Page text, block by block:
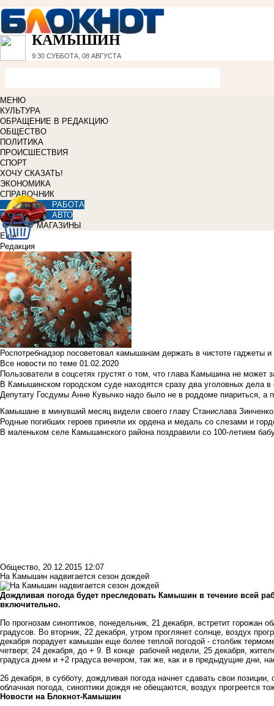
КАМЫШИН
9:30 СУББОТА, 08 АВГУСТА
МЕНЮ
КУЛЬТУРА
ОБРАЩЕНИЕ В РЕДАКЦИЮ
ОБЩЕСТВО
ПОЛИТИКА
ПРОИСШЕСТВИЯ
СПОРТ
ХОЧУ СКАЗАТЬ!
ЭКОНОМИКА
СПРАВОЧНИК
РАБОТА
АВТО
МАГАЗИНЫ
Еще
Редакция
Роспотребнадзор посоветовал камышанам держать в чистоте гаджеты
Все новости по теме 01.02.2020
Пользователи в соцсетях грустят о том, что глава Камышина не может
В Камышинском городском суде находятся сразу два уголовных дела
Депутату Госдумы Анне Кувычко надо было не в роддоме пиариться, а
Камышане в минувший месяц видели своего главу Станислава Зинченко
Родные погибших героев приняли их ордена и медаль со слезами и
В маленьком селе Камышинского района поздравили со 100-летием
Общество, 20.12.2015 12:07
На Камышин надвигается сезон дождей
Дождливая погода будет преследовать Камышин в течение всей
включительно.
По прогнозам синоптиков, понедельник, 21 декабря, встретит горожан
градусов. Во вторник, 22 декабря, утром проглянет солнце, воздух
декабря порадует камышан еще более теплой погодой - столбик
четверг, 24 декабря, до + 9. В конце рабочей недели, 25 декабря,
градуса днем и +2 градуса вечером, так же, как и в предыдущие дни,
26 декабря, в субботу, дождливая погода начнет сдавать свои
облачная погода, синоптики дождя не обещаются, воздух прогреется
Новости на Блoкнoт-Камышин